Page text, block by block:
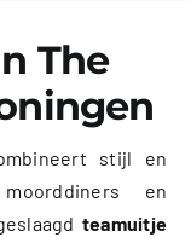
The
stijl en
en
teamuitje